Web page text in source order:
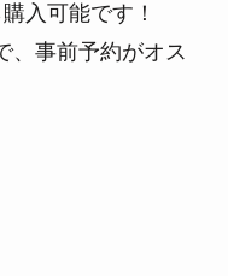
入可能です！
、事前予約がオス